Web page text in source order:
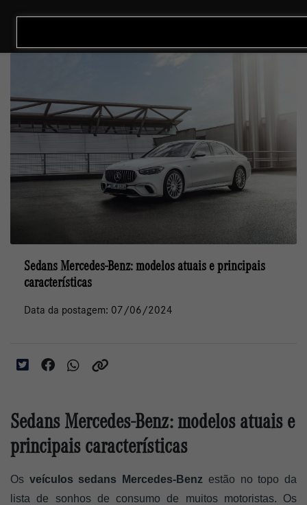
Sedans Mercedes-Benz: modelos atuais e principais
características
Data da postagem: 07/06/2024
Sedans Mercedes-Benz: modelos atuais e
principais características
Os veículos sedans Mercedes-Benz estão no topo da
lista de sonhos de consumo de muitos motoristas. Os